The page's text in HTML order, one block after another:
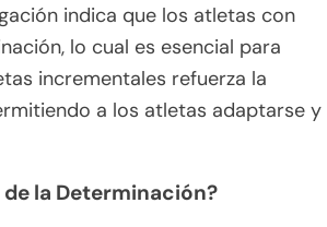
indica que los atletas con
lo cual es esencial para
incrementales refuerza la
a los atletas adaptarse y
la Determinación?